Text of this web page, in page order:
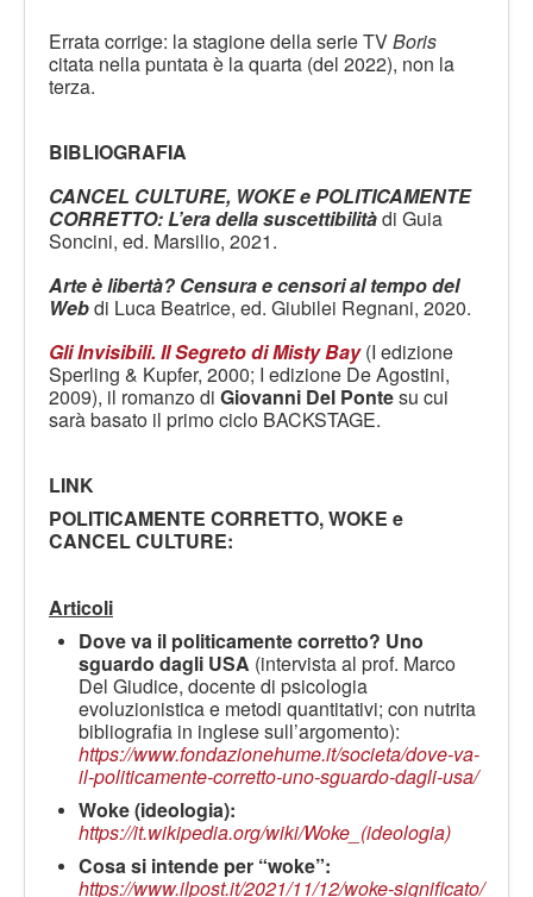
Errata corrige: la stagione della serie TVBoris
citata nella puntata è la quarta (del 2022), non la
terza.
BIBLIOGRAFIA
CANCEL CULTURE, WOKE e POLITICAMENTE
CORRETTO: L’era della suscettibilitàdi Guia
Soncini, ed. Marsilio, 2021.
Arte è libertà? Censura e censori al tempo del
Webdi Luca Beatrice, ed. Giubilei Regnani, 2020.
Gli Invisibili. Il Segreto di Misty Bay(I edizione
Sperling & Kupfer, 2000; I edizione De Agostini,
2009), il romanzo di Giovanni Del Pontesu cui
sarà basato il primo ciclo BACKSTAGE.
LINK
POLITICAMENTE CORRETTO, WOKE e
CANCEL CULTURE:
Articoli
Dove va il politicamente corretto? Uno
sguardo dagli USA (intervista al prof. Marco
Del Giudice, docente di psicologia
evoluzionistica e metodi quantitativi; con nutrita
bibliografia in inglese sull’argomento):
https://www.fondazionehume.it/societa/dove-va-
il-politicamente-corretto-uno-sguardo-dagli-usa/
Woke (ideologia):
https://it.wikipedia.org/wiki/Woke_(ideologia)
Cosa si intende per “woke”:
https://www.ilpost.it/2021/11/12/woke-significato/